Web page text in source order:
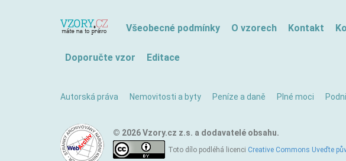
Všeobecné podmínky O vzorech Kontakt
Doporučte vzor Editace
Autorská práva Nemovitosti a byty Peníze a daně Plné moci
© 2026 Vzory.cz z.s. a dodavatelé obsahu.
Toto dílo podléhá licenci Creative Commons Uveďte